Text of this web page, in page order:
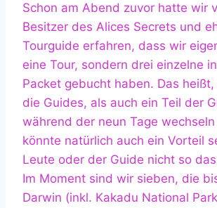
Schon am Abend zuvor hatte wir
Besitzer des Alices Secrets und
Tourguide erfahren, dass wir
eine Tour, sondern drei einzelne
Packet gebucht haben. Das
die Guides, als auch ein Teil der
während der neun Tage
könnte natürlich auch ein Vorteil
Leute oder der Guide nicht so
Im Moment sind wir sieben, die
Darwin (inkl. Kakadu National